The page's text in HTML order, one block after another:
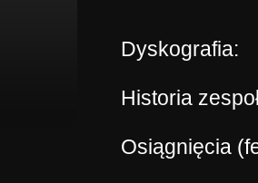
Dyskografia:
Historia
Osiągnięcia